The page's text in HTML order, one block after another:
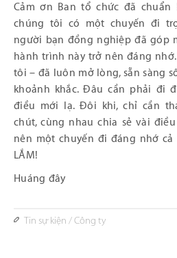
Cảm ơn Ban tổ chức đã
chúng tôi có một chuyến đi
người bạn đồng nghiệp đã góp
hành trình này trở nên đáng
tôi – đã luôn mở lòng, sẵn sàng
khoảnh khắc. Đâu cần phải đi
điều mới lạ. Đôi khi, chỉ cần
chút, cùng nhau chia sẻ vài
nên một chuyến đi đáng nhớ cả
LẮM!
Huáng đây
Tin sự kiện /Công ty